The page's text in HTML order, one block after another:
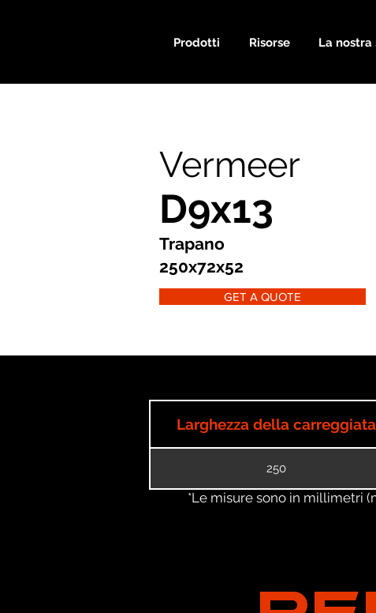
Prodotti Risorse La nostra
Vermeer
D9x13
Trapano
250x72x52
GET A QUOTE
Larghezza della carreggiata
250
*Le misure sono in millimetri